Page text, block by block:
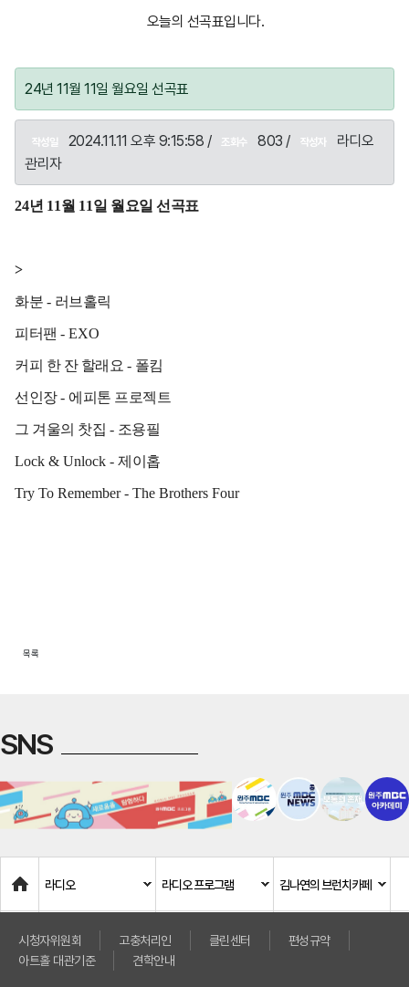
오늘의 선곡표입니다.
24년 11월 11일 월요일 선곡표
작성일 2024.11.11 오후 9:15:58 / 조회수 803 / 작성자
라디오
관리자
24년 11월 11일 월요일 선곡표
>
화분 - 러브홀릭
피터팬 - EXO
커피 한 잔 할래요 - 폴킴
선인장- 에피톤 프로젝트
그 겨울의 찻집 - 조용필
Lock & Unlock - 제이홉
Try To Remember - The Brothers Four
목록
SNS
Home
라디오 라디오 프로그램 김나연의 브런치카페
시청자위원회 고충처리인 클린센터
편성규약
아트홀 대관기준
견학안내